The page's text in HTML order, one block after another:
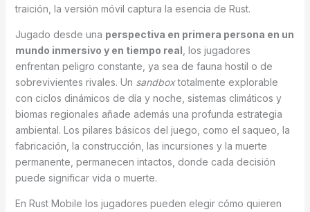
traición, la versión móvil captura la esencia de Rust.
Jugado desde una perspectiva en primera persona en un
mundo inmersivo y en tiempo real , los jugadores
enfrentan peligro constante, ya sea de fauna hostil o de
sobrevivientes rivales. Un sandboxtotalmente explorable
con ciclos dinámicos de día y noche, sistemas climáticos y
biomas regionales añade además una profunda estrategia
ambiental. Los pilares básicos del juego, como el saqueo, la
fabricación, la construcción, las incursiones y la muerte
permanente, permanecen intactos, donde cada decisión
puede significar vida o muerte.
En Rust Mobile los jugadores pueden elegir cómo quieren